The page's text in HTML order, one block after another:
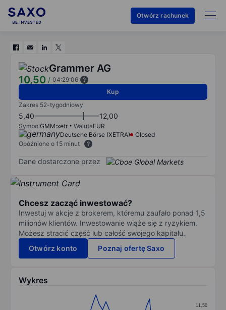
Otwórz rachunek
Grammer AG
10,50 / 04:29:06
Kup
Zakres 52-tygodniowy
5,40 12,00
SymbolGMM:xetr WalutaEUR
Deutsche Börse (XETRA)
Closed
Opóźnione o 15 minut
Dane dostarczone przez
Chcesz zacząć inwestować?
Inwestuj w akcje z brokerem, któremu zaufało ponad 1,5
milionów klientów. Inwestowanie wiąże się z ryzykiem.
Możesz stracić część lub całość swojego kapitału.
Otwórz konto
Poznaj ofertę Saxo
Wykres
11,50